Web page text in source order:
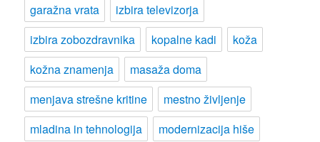
garažna vrata
izbira televizorja
izbira zobozdravnika
kopalne kadi
koža
kožna znamenja
masaža doma
menjava strešne kritine
mestno življenje
mladina in tehnologija
modernizacija hiše